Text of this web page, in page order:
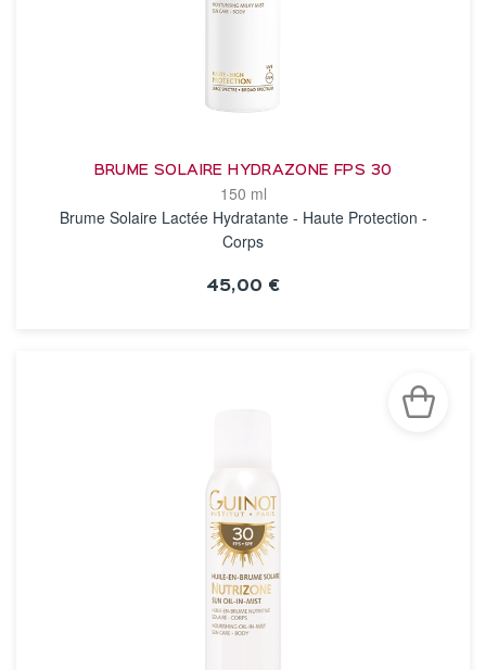
BRUME SOLAIRE HYDRAZONE FPS 30
150 ml
Brume Solaire Lactée Hydratante - Haute Protection -
Corps
45,00 €